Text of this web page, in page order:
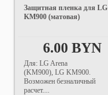
Защитная пленка для LG
KM900 (матовая)
6.00 BYN
Для: LG Arena
(KM900), LG KM900.
Возможен безналичный
расчет....